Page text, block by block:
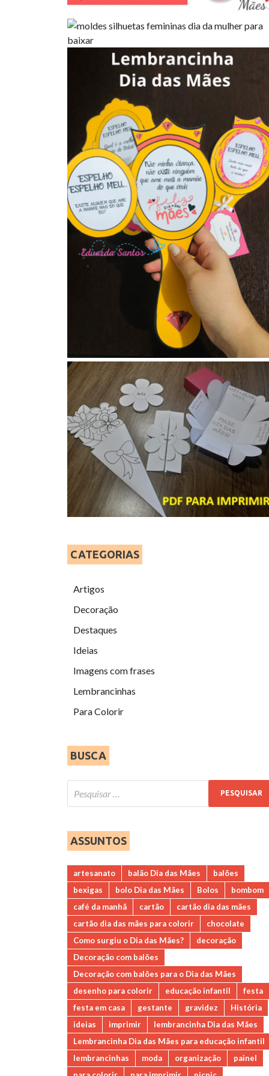
CATEGORIAS
Artigos
Decoração
Destaques
Ideias
Imagens com frases
Lembrancinhas
Para Colorir
BUSCA
ASSUNTOS
artesanato balão Dia das Mães
balões
bexigas
bolo Dia das Mães Bolos
bombom
café da manhã
cartão
cartão dia das mães
cartão dia das mães para colorir
chocolate
Como surgiu o Dia das Mães?
decoração
Decoração com balões
Decoração com balões para o Dia das Mães
desenho para colorir
educação infantil
festa
festa em casa
gestante gravidez
História
ideias
imprimir
lembrancinha Dia das Mães
Lembrancinha Dia das Mães para educação infantil
lembrancinhas
moda organização
painel